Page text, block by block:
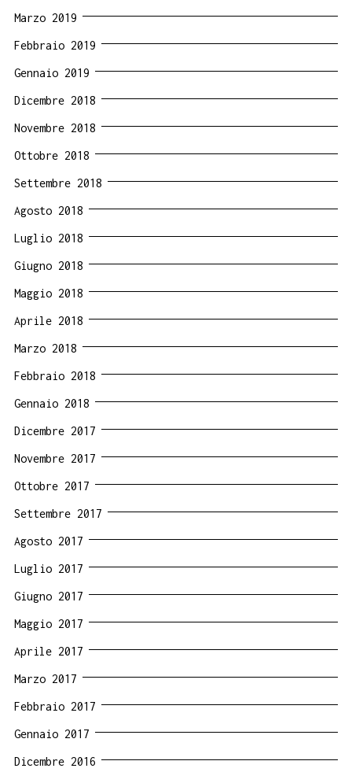
Marzo 2019
Febbraio 2019
Gennaio 2019
Dicembre 2018
Novembre 2018
Ottobre 2018
Settembre 2018
Agosto 2018
Luglio 2018
Giugno 2018
Maggio 2018
Aprile 2018
Marzo 2018
Febbraio 2018
Gennaio 2018
Dicembre 2017
Novembre 2017
Ottobre 2017
Settembre 2017
Agosto 2017
Luglio 2017
Giugno 2017
Maggio 2017
Aprile 2017
Marzo 2017
Febbraio 2017
Gennaio 2017
Dicembre 2016